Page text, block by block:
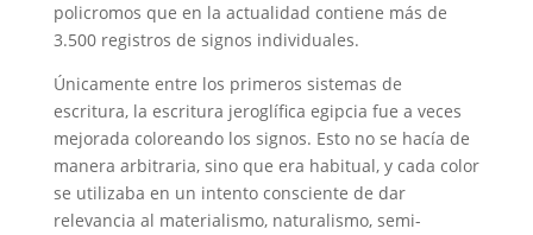
policromos que en la actualidad contiene más de
3.500 registros de signos individuales.
Únicamente entre los primeros sistemas de
escritura, la escritura jeroglífica egipcia fue a veces
mejorada coloreando los signos. Esto no se hacía de
manera arbitraria, sino que era habitual, y cada color
se utilizaba en un intento consciente de dar
relevancia al materialismo, naturalismo, semi-